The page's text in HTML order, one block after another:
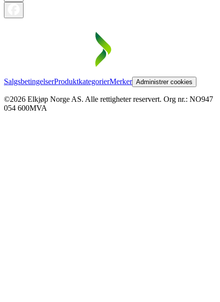
SalgsbetingelserProduktkategorierMerker Administrer cookies
©2026 Elkjøp Norge AS. Alle rettigheter reservert. Org nr.: NO947
054 600MVA